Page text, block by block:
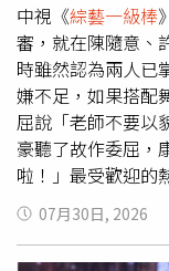
中視《綜藝一級棒
審，就在陳隨意、
時雖然認為兩人已
嫌不足，如果搭配
屈說「老師不要以
豪聽了故作委屈，
啦！」最受歡迎的
演唱〈連杯酒〉，
美琳與陳孟賢則合
決絕對公平，因為
07月30日, 2026